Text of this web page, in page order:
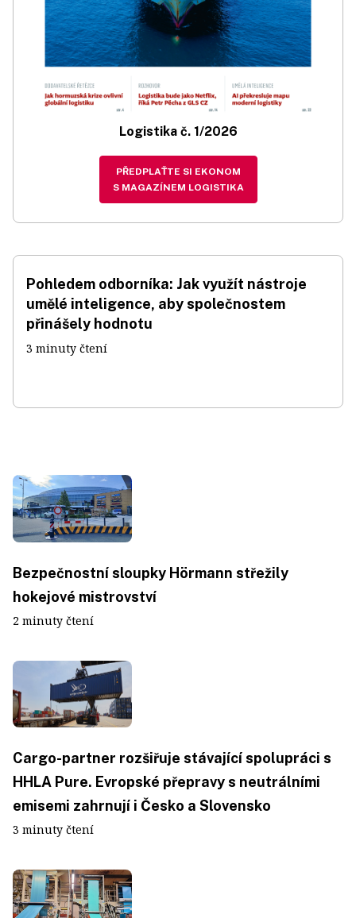
Logistika č. 1/2026
PŘEDPLAŤTE SI EKONOM
S MAGAZÍNEM LOGISTIKA
Pohledem odborníka: Jak využít nástroje
umělé inteligence, aby společnostem
přinášely hodnotu
3 minuty čtení
Bezpečnostní sloupky Hörmann střežily
hokejové mistrovství
2 minuty čtení
Cargo-partner rozšiřuje stávající spolupráci s
HHLA Pure. Evropské přepravy s neutrálními
emisemi zahrnují i Česko a Slovensko
3 minuty čtení